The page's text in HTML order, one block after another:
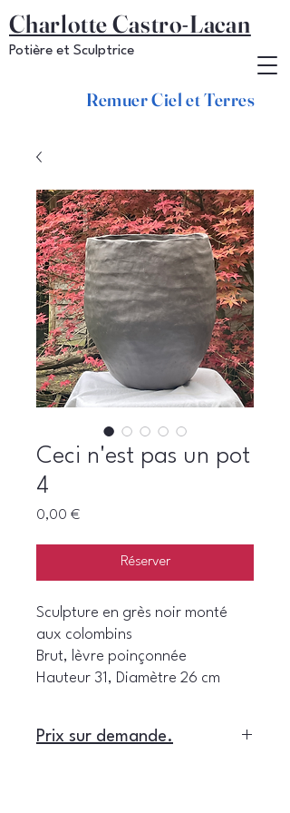
Remuer Ciel et Terres
Potière et Sculptrice
Charlotte Castro-Lacan
Ceci n'est pas un pot
4
0,00 €Prix
Réserver
Sculpture en grès noir monté
aux colombins
Brut, lèvre poinçonnée
Hauteur 31, Diamètre 26 cm
Prix sur demande.